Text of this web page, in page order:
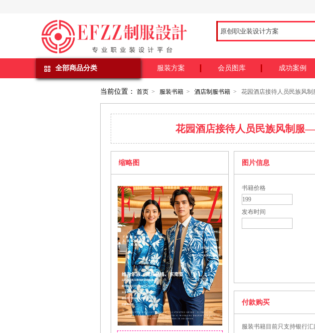
全部商品分类 服装方案 会员图库 成功案例
当前位置： 首页 > 服装书籍 > 酒店制服书籍 > 花园酒店接待人员民族风
花园酒店接待人员民族风制服
缩略图 图片信息
书籍价格
199
发布时间
付款购买
服装书籍目前只支持银行